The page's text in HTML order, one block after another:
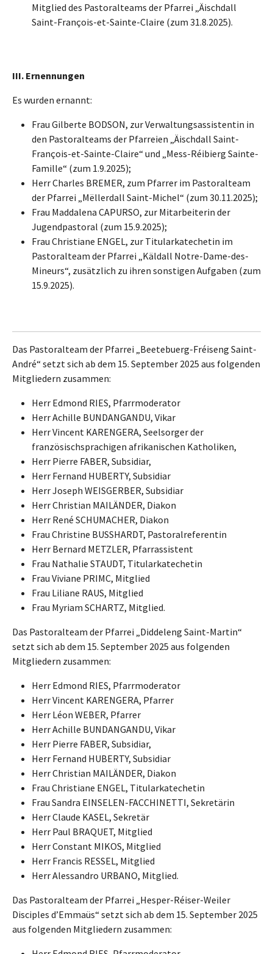
Mitglied des Pastoralteams der Pfarrei „Äischdall
Saint-François-et-Sainte-Claire (zum 31.8.2025).
III. Ernennungen
Es wurden ernannt:
Frau Gilberte BODSON, zur Verwaltungsassistentin in
den Pastoralteams der Pfarreien „Äischdall Saint-
François-et-Sainte-Claire“ und „Mess-Réibierg Sainte-
Famille“ (zum 1.9.2025);
Herr Charles BREMER, zum Pfarrer im Pastoralteam
der Pfarrei „Mëllerdall Saint-Michel“ (zum 30.11.2025);
Frau Maddalena CAPURSO, zur Mitarbeiterin der
Jugendpastoral (zum 15.9.2025);
Frau Christiane ENGEL, zur Titularkatechetin im
Pastoralteam der Pfarrei „Käldall Notre-Dame-des-
Mineurs“, zusätzlich zu ihren sonstigen Aufgaben (zum
15.9.2025).
Das Pastoralteam der Pfarrei „Beetebuerg-Fréiseng Saint-
André“ setzt sich ab dem 15. September 2025 aus folgenden
Mitgliedern zusammen:
Herr Edmond RIES, Pfarrmoderator
Herr Achille BUNDANGANDU, Vikar
Herr Vincent KARENGERA, Seelsorger der
französischsprachigen afrikanischen Katholiken,
Herr Pierre FABER, Subsidiar,
Herr Fernand HUBERTY, Subsidiar
Herr Joseph WEISGERBER, Subsidiar
Herr Christian MAILÄNDER, Diakon
Herr René SCHUMACHER, Diakon
Frau Christine BUSSHARDT, Pastoralreferentin
Herr Bernard METZLER, Pfarrassistent
Frau Nathalie STAUDT, Titularkatechetin
Frau Viviane PRIMC, Mitglied
Frau Liliane RAUS, Mitglied
Frau Myriam SCHARTZ, Mitglied.
Das Pastoralteam der Pfarrei „Diddeleng Saint-Martin“
setzt sich ab dem 15. September 2025 aus folgenden
Mitgliedern zusammen:
Herr Edmond RIES, Pfarrmoderator
Herr Vincent KARENGERA, Pfarrer
Herr Léon WEBER, Pfarrer
Herr Achille BUNDANGANDU, Vikar
Herr Pierre FABER, Subsidiar,
Herr Fernand HUBERTY, Subsidiar
Herr Christian MAILÄNDER, Diakon
Frau Christiane ENGEL, Titularkatechetin
Frau Sandra EINSELEN-FACCHINETTI, Sekretärin
Herr Claude KASEL, Sekretär
Herr Paul BRAQUET, Mitglied
Herr Constant MIKOS, Mitglied
Herr Francis RESSEL, Mitglied
Herr Alessandro URBANO, Mitglied.
Das Pastoralteam der Pfarrei „Hesper-Réiser-Weiler
Disciples d’Emmaüs“ setzt sich ab dem 15. September 2025
aus folgenden Mitgliedern zusammen: